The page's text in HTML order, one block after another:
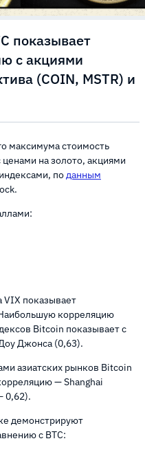
показывает
с акциями
(COIN, MSTR) и
максимума стоимость
на золото, акциями
поданным
VIX показывает
корреляцию
Bitcoin показывает с
Джонса (0,63).
азиатских рынков Bitcoin
— Shanghai
0,62).
демонстрируют
с BTC: